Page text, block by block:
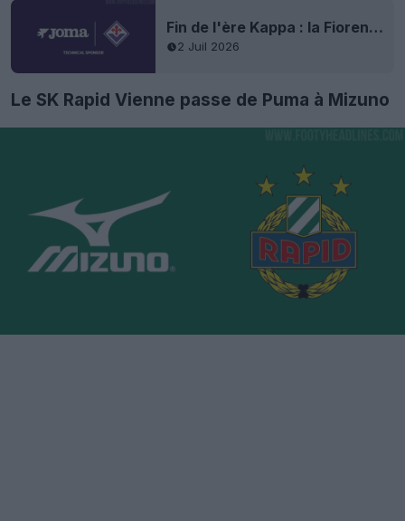
Fin de l'ère Kappa : la Fiorentina annonce un accord avec Joma pour ses maillots
2 Juil 2026
Le SK Rapid Vienne passe de Puma à Mizuno